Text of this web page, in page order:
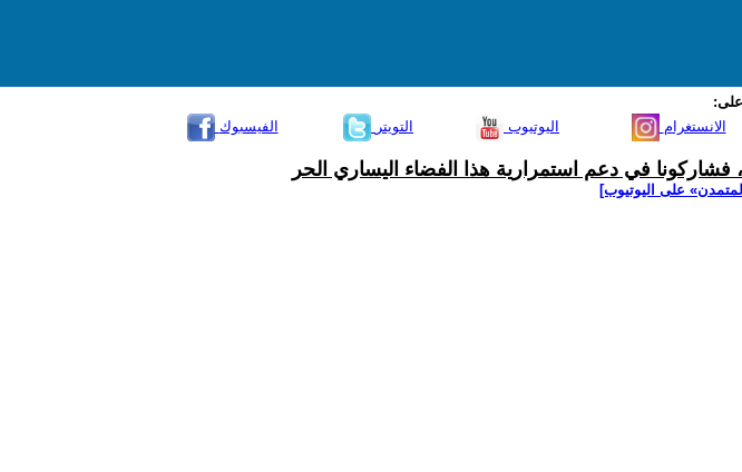
على:
الفيسبوك
التويتر اليوتيوب الانستغرام
فشاركونا في دعم استمرارية هذا الفضاء اليساري الحر
على اليوتيوب]